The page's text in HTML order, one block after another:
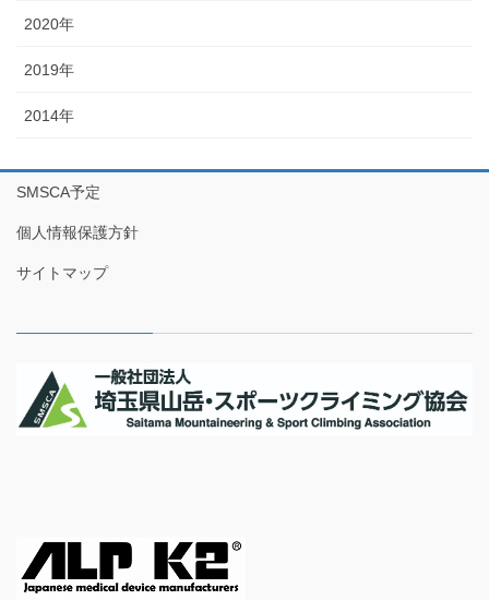
2020年
2019年
2014年
SMSCA予定
個人情報保護方針
サイトマップ